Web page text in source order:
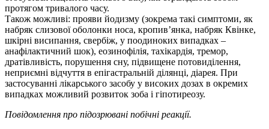
протягом тривалого часу.
Також можливі: прояви йодизму (зокрема такі симптоми, як
набряк слизової оболонки носа, кропив’янка, набряк Квінке,
шкірні висипання, свербіж, у поодиноких випадках –
анафілактичний шок), еозинофілія, тахікардія, тремор,
дратівливість, порушення сну, підвищене потовиділення,
неприємні відчуття в епігастральній ділянці, діарея. При
застосуванні лікарського засобу у високих дозах в окремих
випадках можливий розвиток зоба і гіпотиреозу.
Повідомлення про підозрювані побічні реакції.